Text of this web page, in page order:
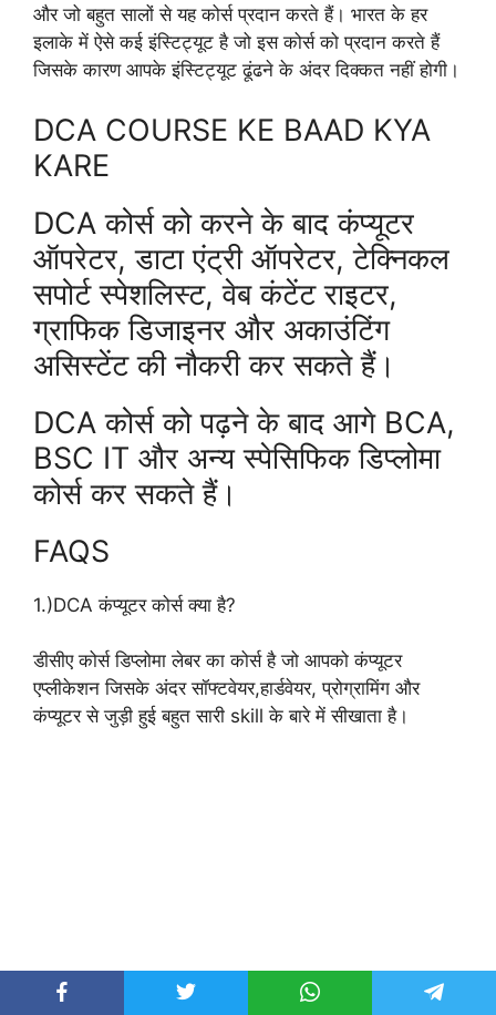
और जो बहुत सालों से यह कोर्स प्रदान करते हैं। भारत के हर
इलाके में ऐसे कई इंस्टिट्यूट है जो इस कोर्स को प्रदान करते हैं
जिसके कारण आपके इंस्टिट्यूट ढूंढने के अंदर दिक्कत नहीं होगी।
DCA COURSE KE BAAD KYA
KARE
DCA कोर्स को करने के बाद कंप्यूटर
ऑपरेटर, डाटा एंट्री ऑपरेटर, टेक्निकल
सपोर्ट स्पेशलिस्ट, वेब कंटेंट राइटर,
ग्राफिक डिजाइनर और अकाउंटिंग
असिस्टेंट की नौकरी कर सकते हैं।
DCA कोर्स को पढ़ने के बाद आगे BCA,
BSC IT और अन्य स्पेसिफिक डिप्लोमा
कोर्स कर सकते हैं।
FAQS
1.)DCA कंप्यूटर कोर्स क्या है?
डीसीए कोर्स डिप्लोमा लेबर का कोर्स है जो आपको कंप्यूटर
एप्लीकेशन जिसके अंदर सॉफ्टवेयर,हार्डवेयर, प्रोग्रामिंग और
कंप्यूटर से जुड़ी हुई बहुत सारी skill के बारे में सीखाता है।